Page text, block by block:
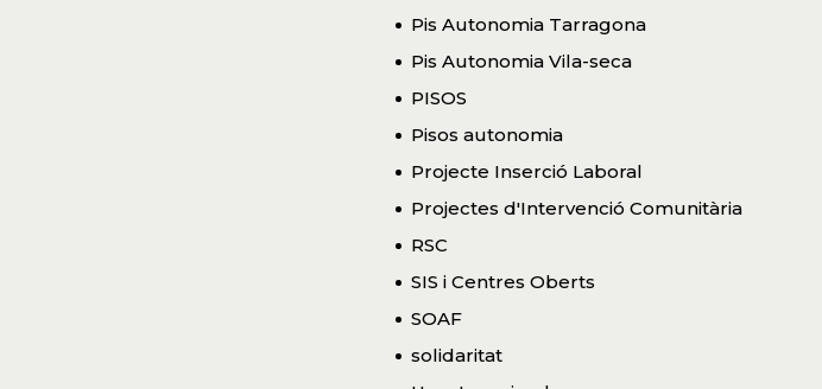
Pis Autonomia Tarragona
Pis Autonomia Vila-seca
PISOS
Pisos autonomia
Projecte Inserció Laboral
Projectes d'Intervenció Comunitària
RSC
SIS i Centres Oberts
SOAF
solidaritat